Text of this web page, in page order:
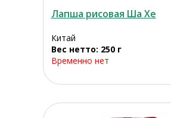
Лапша рисовая Ша Хе
Китай
Вес нетто: 250 г
Временно нет